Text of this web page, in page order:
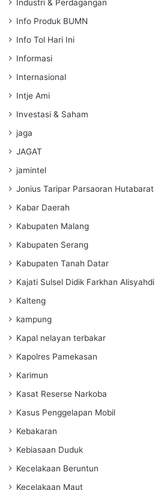
Industri & Perdagangan
Info Produk BUMN
Info Tol Hari Ini
Informasi
Internasional
Intje Ami
Investasi & Saham
jaga
JAGAT
jamintel
Jonius Taripar Parsaoran Hutabarat
Kabar Daerah
Kabupaten Malang
Kabupaten Serang
Kabupaten Tanah Datar
Kajati Sulsel Didik Farkhan Alisyahdi
Kalteng
kampung
Kapal nelayan terbakar
Kapolres Pamekasan
Karimun
Kasat Reserse Narkoba
Kasus Penggelapan Mobil
Kebakaran
Kebiasaan Duduk
Kecelakaan Beruntun
Kecelakaan Maut